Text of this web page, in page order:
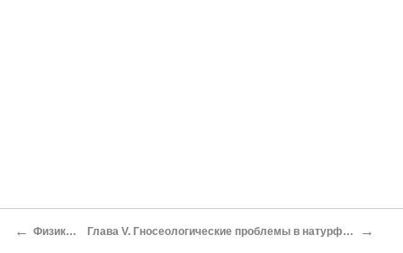
← Физико-химия Глава V. Гносеологические проблемы в натурфилософской системе Петра Берона →